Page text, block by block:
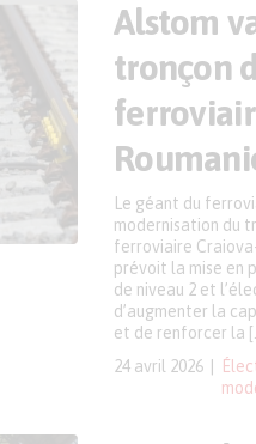
Alstom
tronçon
24 avril 2026
Le géant du
modernisation du
ferroviaire
prévoit la mise en
de niveau 2 et
d’augmenter la
et de renforcer la